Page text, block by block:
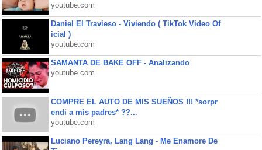
youtube.com
Daniel El Travieso - Viviendo ( TikTok Video Of
icial )
youtube.com
SAMANTA DE BAKE OFF - Analizando
youtube.com
COMPRE EL AUTO DE MIS SUEÑOS !!! *sorpr
endi a mis padres* ??...
youtube.com
Luciano Pereyra, Lang Lang - Me Enamore De